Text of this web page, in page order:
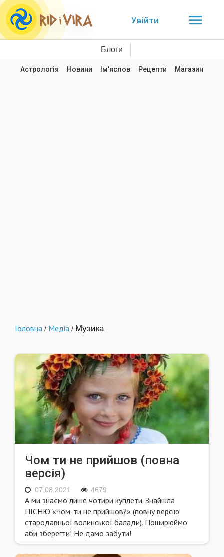
Увійти
Блоги
Астрологія Новини Ім'яслов Рецепти Магазин
Головна / Медіа / Музика
Чом ти не прийшов (повна
версія)
07.08.2021 4679
А ми знаємо лише чотири куплети. Знайшла
ПІСНЮ «Чом' ти не прийшов?» (повну версію
стародавньої волинської балади). Поширюймо
аби зберегти! Не дамо забути!